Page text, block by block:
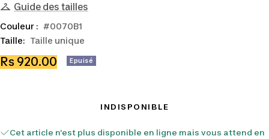
Guide des tailles
Taille: Taille unique
Couleur : #0070B1
Prix
Rs 920.00 Epuisé
INDISPONIBLE
Cet article n'est plus disponible en ligne mais vous attend en